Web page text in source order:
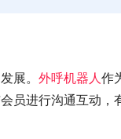
展。 外呼机器人 作
员进行沟通互动，